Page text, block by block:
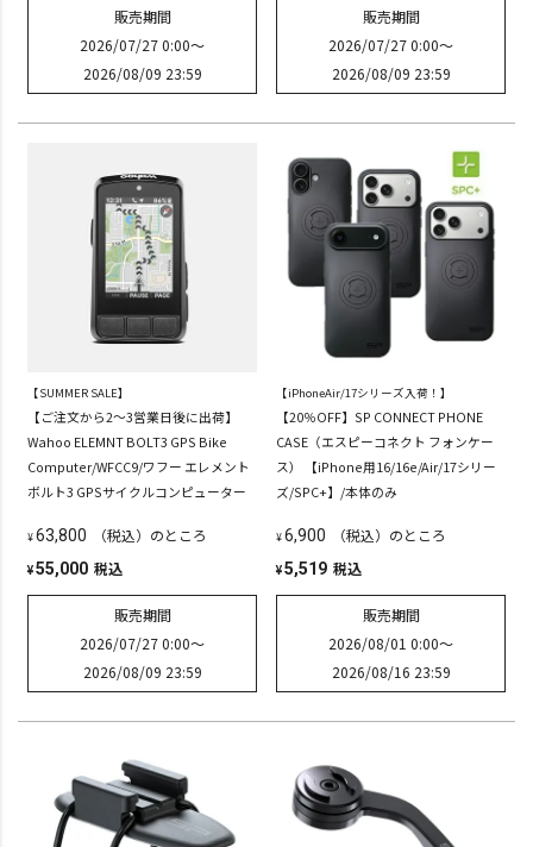
販売期間
2026/07/27 0:00〜
2026/08/09 23:59
販売期間
2026/07/27 0:00〜
2026/08/09 23:59
【SUMMER SALE】
【ご注文から2～3営業日後に出荷】
Wahoo ELEMNT BOLT3 GPS Bike
Computer/WFCC9/ワフー エレメント
ボルト3 GPSサイクルコンピューター
¥63,800 （税込）のところ
¥55,000 税込
販売期間
2026/07/27 0:00〜
2026/08/09 23:59
【iPhoneAir/17シリーズ入荷！】
【20％OFF】SP CONNECT PHONE
CASE（エスピーコネクト フォンケー
ス） 【iPhone用16/16e/Air/17シリー
ズ/SPC+】/本体のみ
¥6,900 （税込）のところ
¥5,519 税込
販売期間
2026/08/01 0:00〜
2026/08/16 23:59